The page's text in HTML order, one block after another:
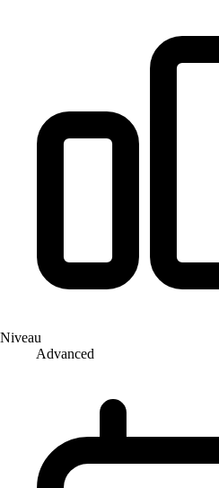
Niveau
Advanced